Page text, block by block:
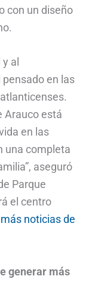
con un diseño
al
en las
Arauco está
en las
una completa
aseguró
Parque
el centro
noticias de
generar más